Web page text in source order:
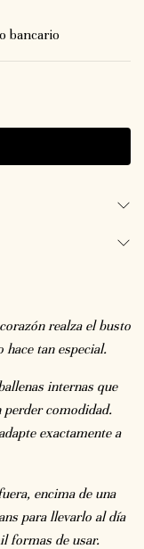
bancario
realza el busto
hace tan especial.
internas que
perder comodidad.
exactamente a
encima de una
para llevarlo al día
formas de usar.